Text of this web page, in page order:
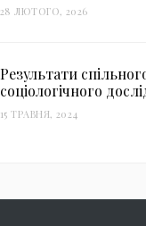
28 ЛЮТОГО, 2026
Результати
соціологічного
15 ТРАВНЯ, 2024